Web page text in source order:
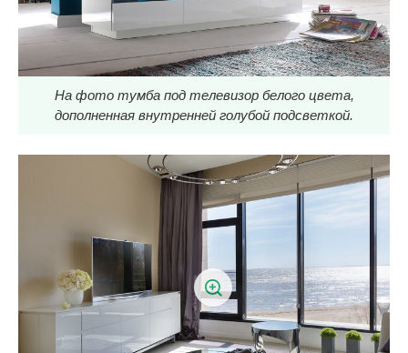
На фото тумба под телевизор белого цвета,
дополненная внутренней голубой подсветкой.